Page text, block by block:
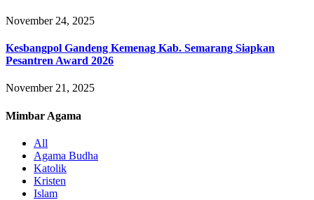
November 24, 2025
Kesbangpol Gandeng Kemenag Kab. Semarang Siapkan
Pesantren Award 2026
November 21, 2025
Mimbar Agama
All
Agama Budha
Katolik
Kristen
Islam